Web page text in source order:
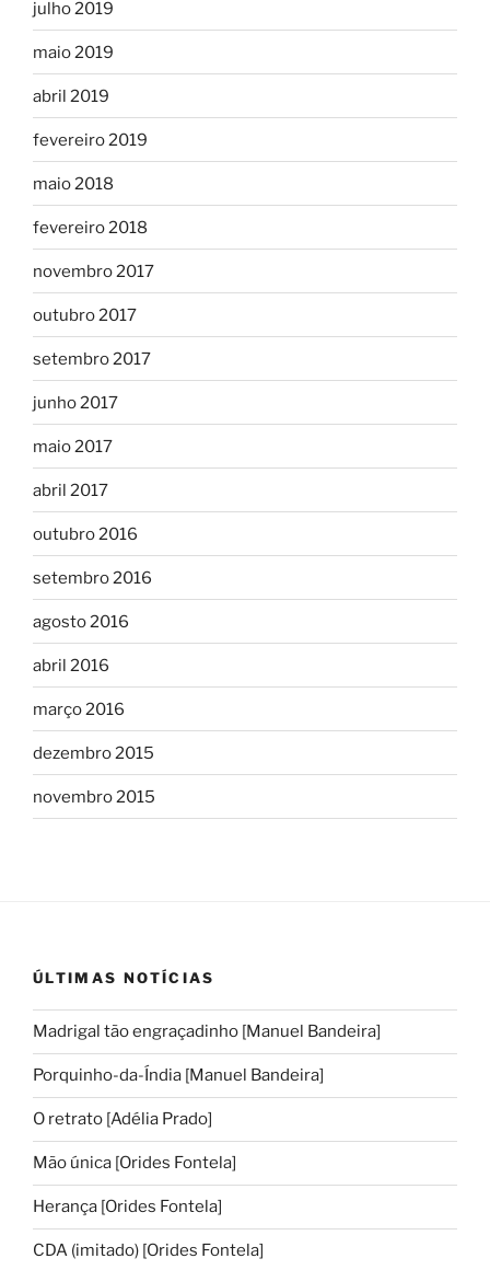
julho 2019
maio 2019
abril 2019
fevereiro 2019
maio 2018
fevereiro 2018
novembro 2017
outubro 2017
setembro 2017
junho 2017
maio 2017
abril 2017
outubro 2016
setembro 2016
agosto 2016
abril 2016
março 2016
dezembro 2015
novembro 2015
ÚLTIMAS NOTÍCIAS
Madrigal tão engraçadinho [Manuel Bandeira]
Porquinho-da-Índia [Manuel Bandeira]
O retrato [Adélia Prado]
Mão única [Orides Fontela]
Herança [Orides Fontela]
CDA (imitado) [Orides Fontela]